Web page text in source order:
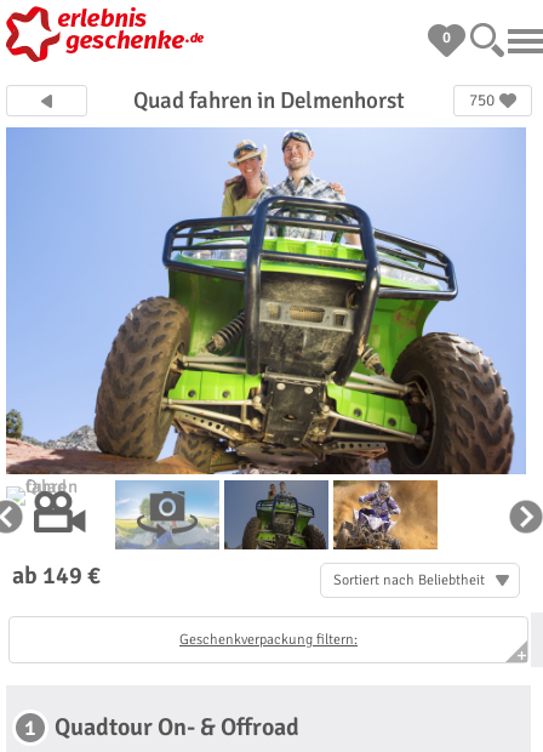
0
Quad fahren in Delmenhorst 750
ab 149 € Sortiert nach Beliebtheit
Geschenkverpackung filtern:
1 Quadtour On- & Offroad